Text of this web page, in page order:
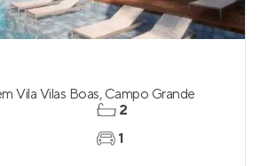
Vila Vilas Boas, Campo Grande
2
1